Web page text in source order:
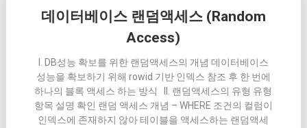
데이터베이스 랜덤액세스 (Random
Access)
I. DB성능 확보를 위한 랜덤액세스의 개념 데이터베이스
성능을 확보하기 위해 rowid 기반 인덱스 참조 후 한 번에
하나의 블록 액세스 하는 방식 II. 랜덤액세스의 유형 유형
항목 설명 확인 랜덤 액세스 개념 – WHERE 조건의 컬럼이
인덱스에 존재하지 않아 테이블을 액세스하는 랜덤액세